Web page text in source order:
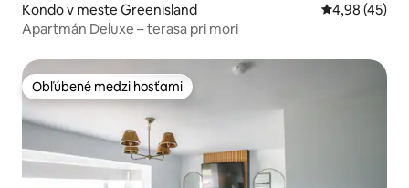
Kondo v meste Greenisland Priemerné
4,98 (45)
Apartmán Deluxe – terasa pri mori
Obľúbené medzi hosťami
Obľúbené medzi hosťami